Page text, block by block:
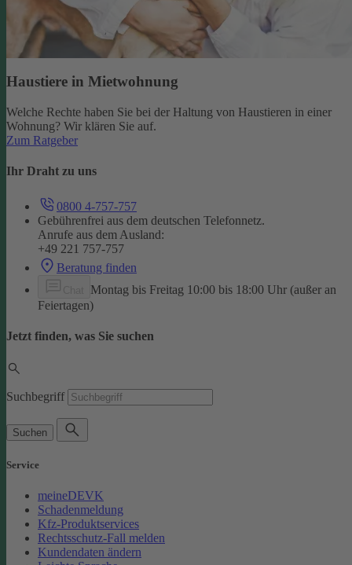
Haustiere in Mietwohnung
Welche Rechte haben Sie bei der Haltung von Haustieren in einer
Wohnung? Wir klären Sie auf.
Zum Ratgeber
Ihr Draht zu uns
0800 4-757-757
Gebührenfrei aus dem deutschen Telefonnetz.
Anrufe aus dem Ausland:
+49 221 757-757
Beratung finden
Montag bis Freitag 10:00 bis 18:00 Uhr (außer an
Feiertagen)
Jetzt finden, was Sie suchen
Suchbegriff
Suchen
Service
meineDEVK
Schadenmeldung
Kfz-Produktservices
Rechtsschutz-Fall melden
Kundendaten ändern